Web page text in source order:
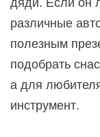
различные
полезным
подобрать
а для
инструмент.